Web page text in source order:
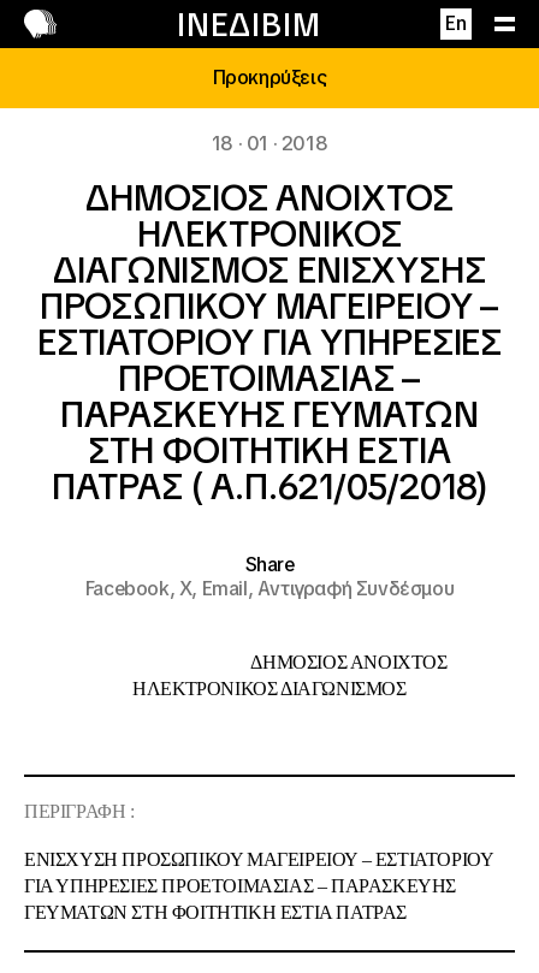
ΙΝΕΔΙΒΙΜ En
Επικοινωνία
Προκηρύξεις
18 · 01 · 2018
ΔΗΜΟΣΙΟΣ ΑΝΟΙΧΤΟΣ
ΗΛΕΚΤΡΟΝΙΚΟΣ
ΔΙΑΓΩΝΙΣΜΟΣ ΕΝΙΣΧΥΣΗΣ
ΠΡΟΣΩΠΙΚΟΥ ΜΑΓΕΙΡΕΙΟΥ –
ΕΣΤΙΑΤΟΡΙΟΥ ΓΙΑ ΥΠΗΡΕΣΙΕΣ
ΠΡΟΕΤΟΙΜΑΣΙΑΣ –
ΠΑΡΑΣΚΕΥΗΣ ΓΕΥΜΑΤΩΝ
ΣΤΗ ΦΟΙΤΗΤΙΚΗ ΕΣΤΙΑ
ΠΑΤΡΑΣ ( Α.Π.621/05/2018)
Share
Facebook,X, Email,Αντιγραφή Συνδέσμου
ΔΗΜΟΣΙΟΣ ΑΝΟΙΧΤΟΣ
ΗΛΕΚΤΡΟΝΙΚΟΣ ΔΙΑΓΩΝΙΣΜΟΣ
ΠΕΡΙΓΡΑΦΗ :
ΕΝΙΣΧΥΣΗ ΠΡΟΣΩΠΙΚΟΥ ΜΑΓΕΙΡΕΙΟΥ – ΕΣΤΙΑΤΟΡΙΟΥ
ΓΙΑ ΥΠΗΡΕΣΙΕΣ ΠΡΟΕΤΟΙΜΑΣΙΑΣ – ΠΑΡΑΣΚΕΥΗΣ
ΓΕΥΜΑΤΩΝ ΣΤΗ ΦΟΙΤΗΤΙΚΗ ΕΣΤΙΑ ΠΑΤΡΑΣ